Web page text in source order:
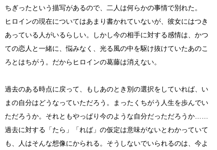
ちぎったという描写があるので、二人は何らかの事情で別れた。
ヒロインの現在についてはあまり書かれていないが、彼女にはつき
あっている人がいるらしい。しかし今の相手に対する感情は、かつ
ての恋人と一緒に、悩みなく、光る風の中を駆け抜けていたあのこ
ろとはちがう。だからヒロインの葛藤は消えない。
過去のある時点に戻って、もしあのとき別の選択をしていれば、い
まの自分はどうなっていただろう。まったくちがう人生を歩んでい
ただろうか。それともやっぱり今のような自分だっただろうか……
過去に対する「たら」「れば」の仮定は意味がないとわかっていて
も、人はそんな想像にかられる。そうしないでいられるのは、今よ